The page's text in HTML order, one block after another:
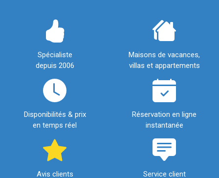
Spécialiste
depuis 2006
Maisons de vacances,
villas et appartements
Disponibilités & prix
en temps réel
Réservation en ligne
instantanée
Avis clients
Service client